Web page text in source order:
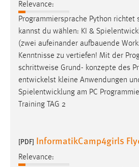
Relevance:
Programmiersprache Python richtet
kannst du wählen: KI &
(zwei aufeinander aufbauende
Kenntnisse zu vertiefen! Mit der
schrittweise Grund- konzepte des
entwickelst kleine Anwendungen
Spielentwicklung am PC
Training TAG 2
[PDF] InformatikCamp4girls
Relevance: